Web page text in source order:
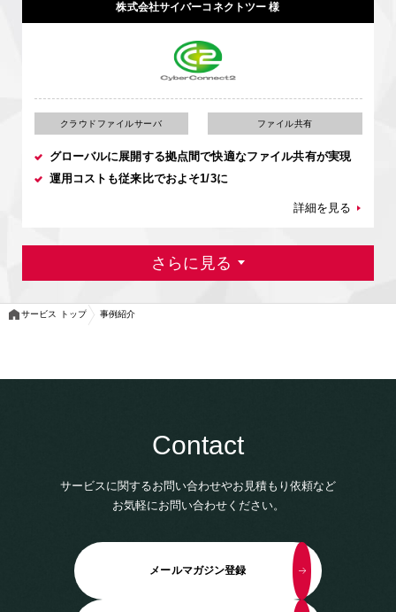
株式会社サイバーコネクトツー 様
クラウドファイルサーバ ファイル共有
グローバルに展開する拠点間で快適なファイル共有が実現
運用コストも従来比でおよそ1/3に
詳細を見る
さらに見る
サービス トップ 事例紹介
Contact
サービスに関するお問い合わせやお見積もり依頼など
お気軽にお問い合わせください。
メールマガジン登録